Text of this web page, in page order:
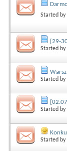
Started by
[29-
Started by
Started by
Started by
Started by